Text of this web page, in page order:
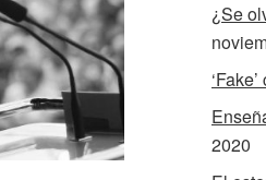
¿Se
2020